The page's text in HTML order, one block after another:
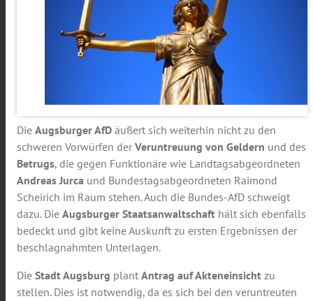
Die Augsburger AfD äußert sich weiterhin nicht zu den
schweren Vorwürfen der Veruntreuung von Geldern und des
Betrugs, die gegen Funktionäre wie Landtagsabgeordneten
Andreas Jurca und Bundestagsabgeordneten Raimond
Scheirich im Raum stehen. Auch die Bundes-AfD schweigt
dazu. Die Augsburger Staatsanwaltschaft hält sich ebenfalls
bedeckt und gibt keine Auskunft zu ersten Ergebnissen der
beschlagnahmten Unterlagen.
Die Stadt Augsburg plant Antrag auf Akteneinsicht zu
stellen. Dies ist notwendig, da es sich bei den veruntreuten